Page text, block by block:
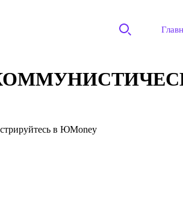
в ЮMoney